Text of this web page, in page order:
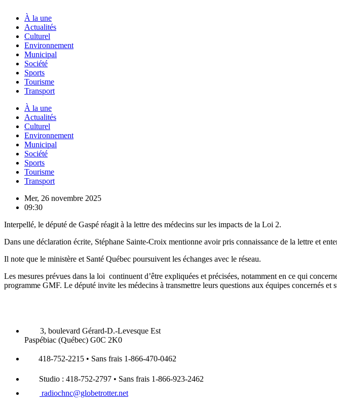
À la une
Actualités
Culturel
Environnement
Municipal
Société
Sports
Tourisme
Transport
À la une
Actualités
Culturel
Environnement
Municipal
Société
Sports
Tourisme
Transport
Mer, 26 novembre 2025
09:30
Interpellé, le député de Gaspé réagit à la lettre des médecins sur les impacts de la Loi 2.
Dans une déclaration écrite, Stéphane Sainte-Croix mentionne avoir pris connaissance de la lettre et
Il note que le ministère et Santé Québec poursuivent les échanges avec le réseau.
Les mesures prévues dans la loi continuent d’être expliquées et précisées, notamment en ce qui
programme GMF. Le député invite les médecins à transmettre leurs questions aux équipes concernés et
3, boulevard Gérard-D.-Levesque Est
Paspébiac (Québec) G0C 2K0
418-752-2215 • Sans frais 1-866-470-0462
Studio : 418-752-2797 • Sans frais 1-866-923-2462
radiochnc@globetrotter.net